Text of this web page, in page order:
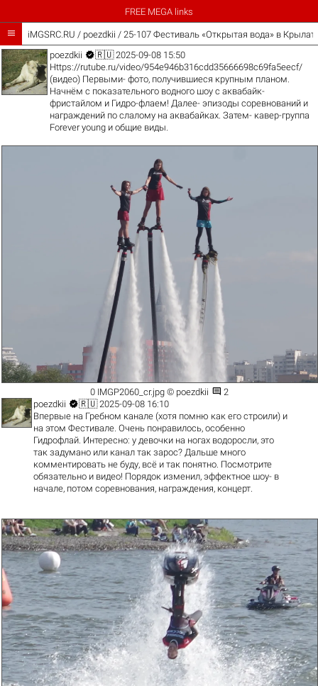
FREE MEGA links
 iMGSRC.RU / poezdkii / 25-107 Фестиваль «Открытая вода» в
poezdkii 🇷🇺 2025-09-08 15:50
Https://rutube.ru/video/954e946b316cdd35666698c69fa5eecf/
(видео) Первыми- фото, получившиеся крупным планом.
Начнём с показательного водного шоу с аквабайк-
фристайлом и Гидро-флаем! Далее- эпизоды соревнований и
награждений по слалому на аквабайках. Затем- кавер-группа
Forever young и общие виды.
0 IMGP2060_cr.jpg © poezdkii  2
poezdkii 🇷🇺 2025-09-08 16:10
Впервые на Гребном канале (хотя помню как его строили) и
на этом Фестивале. Очень понравилось, особенно
Гидрофлай. Интересно: у девочки на ногах водоросли, это
так задумано или канал так зарос? Дальше много
комментировать не буду, всё и так понятно. Посмотрите
обязательно и видео! Порядок изменил, эффектное шоу- в
начале, потом соревнования, награждения, концерт.